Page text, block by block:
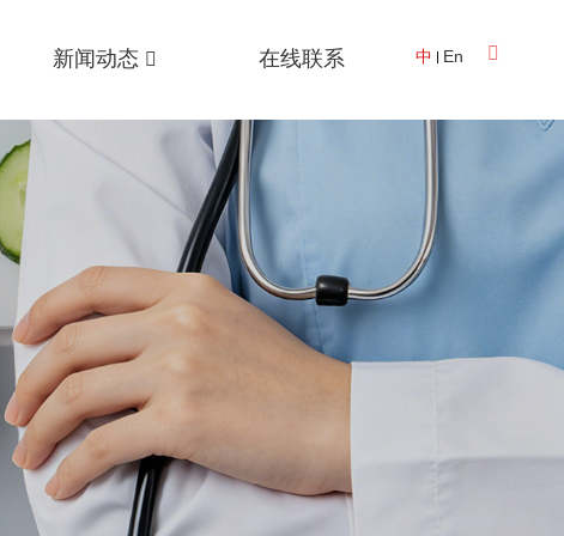
新闻动态 在线联系 中 En